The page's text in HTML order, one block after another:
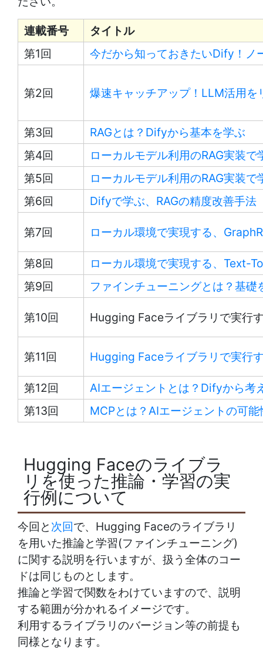
連載番号
タイトル
第1回
今だから知っておきたいDify！ノ
第2回 爆速キャッチアップ！LLM活用
第3回
RAGとは？Difyから基本を学ぶ
第4回
ローカルモデル利用のRAG実装
第5回
ローカルモデル利用のRAG実装
第6回
Difyで学ぶ、RAGの精度改善手法
第7回 ローカル環境で実現する、
第8回
ローカル環境で実現する、Text-
第9回
ファインチューニングとは？基礎
第10回 Hugging Faceライブラリで実行
第11回 Hugging Faceライブラリで実行
第12回
AIエージェントとは？Difyから考
第13回
MCPとは？AIエージェントの可
Hugging Faceのライブラ
リを使った推論・学習の実
行例について
今回と 次回で、Hugging Faceのライブラリ
を用いた推論と学習(ファインチューニング)
に関する説明を行いますが、扱う全体のコー
ドは同じものとします。
推論と学習で関数をわけていますので、説明
する範囲が分かれるイメージです。
利用するライブラリのバージョン等の前提も
同様となります。